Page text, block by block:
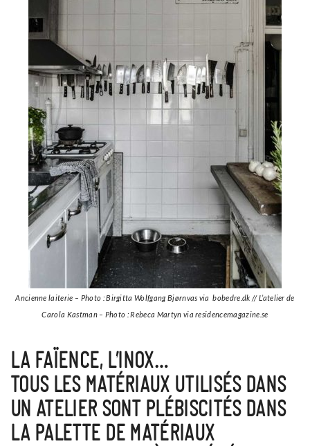
Ancienne laiterie – Photo : Birgitta Wolfgang Bjørnvas via bobedre.dk // L’atelier de
Carola Kastman – Photo : Rebeca Martyn via residencemagazine.se
LA FAÏENCE, L’INOX…
TOUS LES MATÉRIAUX UTILISÉS DANS
UN ATELIER SONT PLÉBISCITÉS DANS
LA PALETTE DE MATÉRIAUX